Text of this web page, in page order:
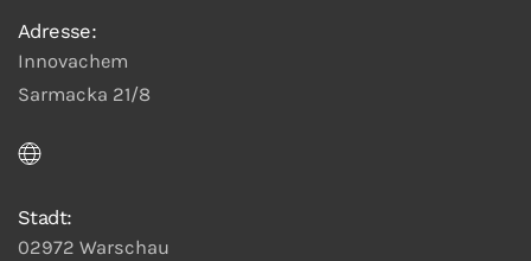
Adresse:
Innovachem
Sarmacka 21/8
Stadt:
02972 Warschau